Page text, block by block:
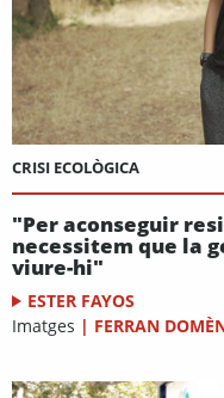
CRISI ECOLÒGICA
"Per aconseguir
necessitem que la
viure-hi"
ESTER FAYOS
Imatges | FERRAN